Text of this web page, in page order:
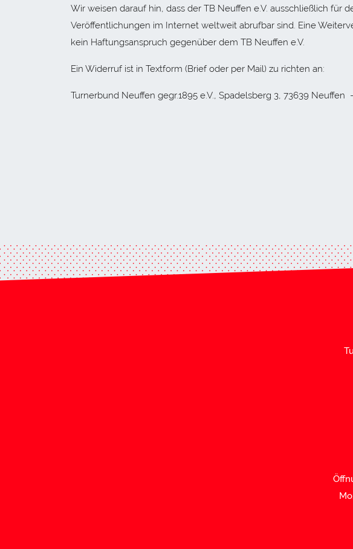
Wir weisen darauf hin, dass der TB Neuffen e.V. ausschließlich
Veröffentlichungen im Internet weltweit abrufbar sind. Eine
kein Haftungsanspruch gegenüber dem TB Neuffen e.V.
Ein Widerruf ist in Textform (Brief oder per Mail) zu richten an:
Turnerbund Neuffen gegr.1895 e.V., Spadelsberg 3, 73639